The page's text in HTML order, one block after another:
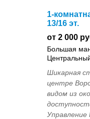
1-
13/16 эт.
от 2 000
Большая
Шикарная
центре
видом из